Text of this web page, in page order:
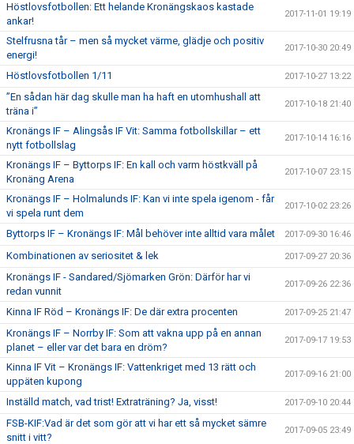
Höstlovsfotbollen: Ett helande Kronängskaos kastade
ankar!
2017-11-01 19:19
Stelfrusna tår – men så mycket värme, glädje och positiv
energi!
2017-10-30 20:49
Höstlovsfotbollen 1/11 2017-10-27 13:22
”En sådan här dag skulle man ha haft en utomhushall att
träna i”
2017-10-18 21:40
Kronängs IF – Alingsås IF Vit: Samma fotbollskillar – ett
nytt fotbollslag
2017-10-14 16:16
Kronängs IF – Byttorps IF: En kall och varm höstkväll på
Kronäng Arena
2017-10-07 23:15
Kronängs IF – Holmalunds IF: Kan vi inte spela igenom - får
vi spela runt dem
2017-10-02 23:26
Byttorps IF – Kronängs IF: Mål behöver inte alltid vara målet 2017-09-30 16:46
Kombinationen av seriositet & lek 2017-09-27 20:36
Kronängs IF - Sandared/Sjömarken Grön: Därför har vi
redan vunnit
2017-09-26 22:36
Kinna IF Röd – Kronängs IF: De där extra procenten 2017-09-25 21:47
Kronängs IF – Norrby IF: Som att vakna upp på en annan
planet – eller var det bara en dröm?
2017-09-17 19:53
Kinna IF Vit – Kronängs IF: Vattenkriget med 13 rätt och
uppäten kupong
2017-09-16 21:00
Inställd match, vad trist! Extraträning? Ja, visst! 2017-09-10 20:44
FSB-KIF:Vad är det som gör att vi har ett så mycket sämre
snitt i vitt?
2017-09-05 23:49